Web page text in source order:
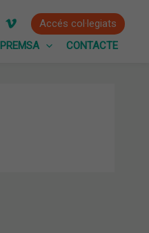
Accés col·legiats
PREMSA CONTACTE